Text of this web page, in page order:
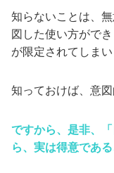
知らないことは、
図した使い方がで
が限定されてしまい
知っておけば、意
ですから、是非、
ら、実は得意であ